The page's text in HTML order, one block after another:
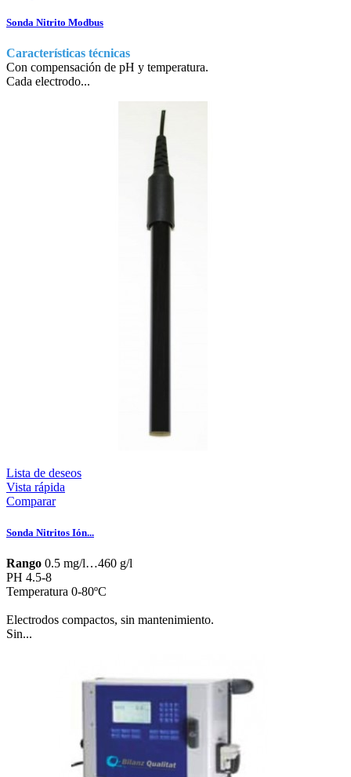
Sonda Nitrito Modbus
Características técnicas
Con compensación de pH y temperatura.
Cada electrodo...
Lista de deseos
Vista rápida
Comparar
Sonda Nitritos Ión...
Rango 0.5 mg/l…460 g/l
PH 4.5-8
Temperatura 0-80ºC
Electrodos compactos, sin mantenimiento.
Sin...